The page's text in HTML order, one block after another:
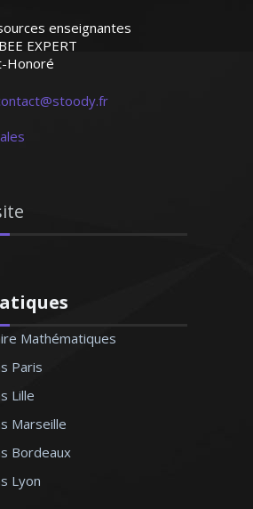
scolaire. Je donne
cours particuliers en SVT (niveau
et lycée) en tenant avant tout à
bien connaître mon élève pour
qui lui sera la mieux adaptée
ce soit le français ou le français
(enseignement pour les étrangers
personnalisés depuis de
années. Ponctuelle, à
et méthodique, je sais encadrer
de la langue de Molière
enseignantes
EXPERT
Honoré
Mathématiques
Paris
Lille
Marseille
Bordeaux
Lyon